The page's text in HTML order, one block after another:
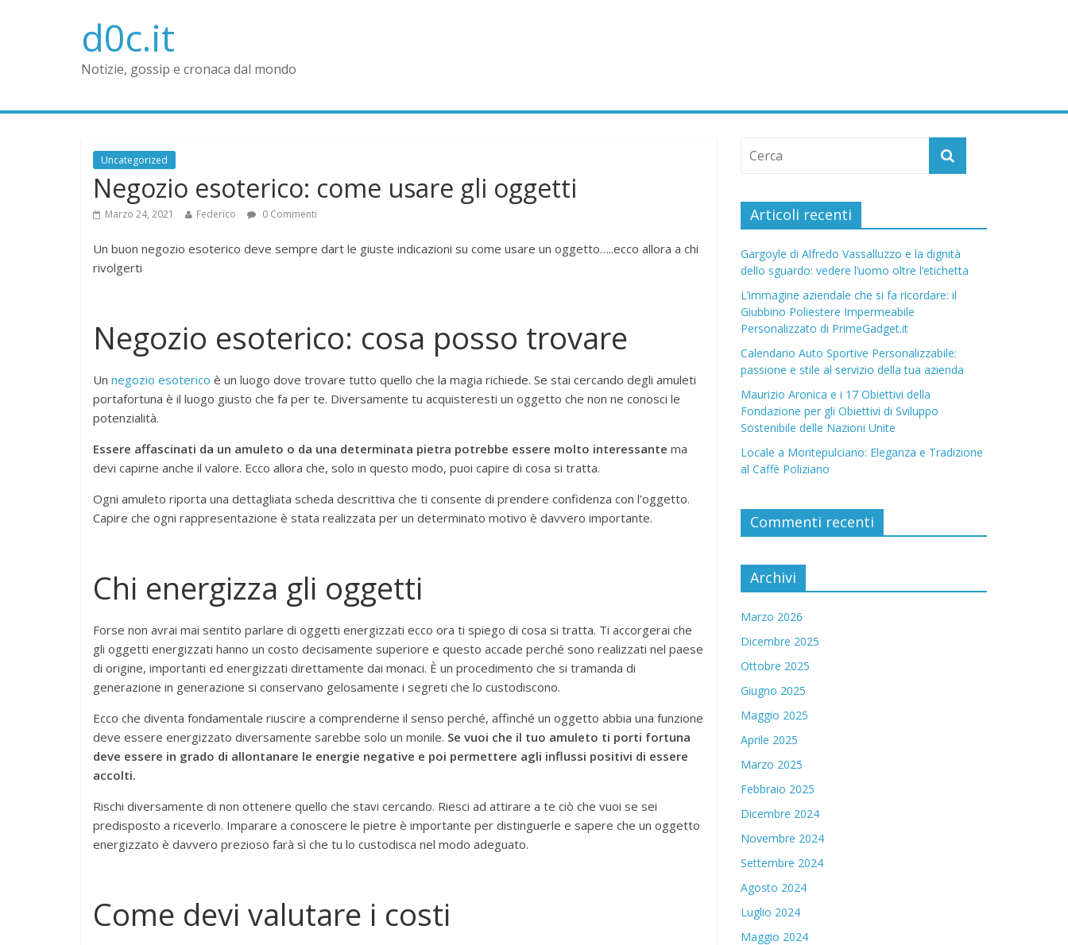
d0c.it
Notizie, gossip e cronaca dal mondo
Uncategorized
Negozio esoterico: come usare gli oggetti
Marzo 24, 2021 Federico 0 Commenti
Un buon negozio esoterico deve sempre dart le giuste indicazioni su come usare un oggetto…..ecco allora a chi
rivolgerti
Negozio esoterico: cosa posso trovare
Un negozio esoterico è un luogo dove trovare tutto quello che la magia richiede. Se stai cercando degli amuleti
portafortuna è il luogo giusto che fa per te. Diversamente tu acquisteresti un oggetto che non ne conosci le
potenzialità.
Essere affascinati da un amuleto o da una determinata pietra potrebbe essere molto interessante ma
devi capirne anche il valore. Ecco allora che, solo in questo modo, puoi capire di cosa si tratta.
Ogni amuleto riporta una dettagliata scheda descrittiva che ti consente di prendere confidenza con l’oggetto.
Capire che ogni rappresentazione è stata realizzata per un determinato motivo è davvero importante.
Chi energizza gli oggetti
Forse non avrai mai sentito parlare di oggetti energizzati ecco ora ti spiego di cosa si tratta. Ti accorgerai che
gli oggetti energizzati hanno un costo decisamente superiore e questo accade perché sono realizzati nel paese
di origine, importanti ed energizzati direttamente dai monaci. È un procedimento che si tramanda di
generazione in generazione si conservano gelosamente i segreti che lo custodiscono.
Ecco che diventa fondamentale riuscire a comprenderne il senso perché, affinché un oggetto abbia una funzione
deve essere energizzato diversamente sarebbe solo un monile. Se vuoi che il tuo amuleto ti porti fortuna
deve essere in grado di allontanare le energie negative e poi permettere agli influssi positivi di essere
accolti.
Rischi diversamente di non ottenere quello che stavi cercando. Riesci ad attirare a te ciò che vuoi se sei
predisposto a riceverlo. Imparare a conoscere le pietre è importante per distinguerle e sapere che un oggetto
energizzato è davvero prezioso farà sì che tu lo custodisca nel modo adeguato.
Come devi valutare i costi
Articoli recenti
Gargoyle di Alfredo Vassalluzzo e la dignità
dello sguardo: vedere l’uomo oltre l’etichetta
L’immagine aziendale che si fa ricordare: il
Giubbino Poliestere Impermeabile
Personalizzato di PrimeGadget.it
Calendario Auto Sportive Personalizzabile:
passione e stile al servizio della tua azienda
Maurizio Aronica e i 17 Obiettivi della
Fondazione per gli Obiettivi di Sviluppo
Sostenibile delle Nazioni Unite
Locale a Montepulciano: Eleganza e Tradizione
al Caffè Poliziano
Commenti recenti
Archivi
Marzo 2026
Dicembre 2025
Ottobre 2025
Giugno 2025
Maggio 2025
Aprile 2025
Marzo 2025
Febbraio 2025
Dicembre 2024
Novembre 2024
Settembre 2024
Agosto 2024
Luglio 2024
Maggio 2024